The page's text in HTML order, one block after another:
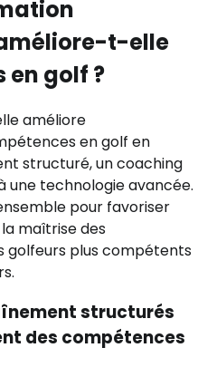
t-elle
en golf ?
améliore
en golf en
structuré, un coaching
une technologie avancée.
pour favoriser
maîtrise des
golfeurs plus compétents
structurés
des compétences